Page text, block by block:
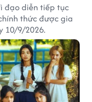
đạo diễn tiếp tục
thức được gia
10/9/2026.